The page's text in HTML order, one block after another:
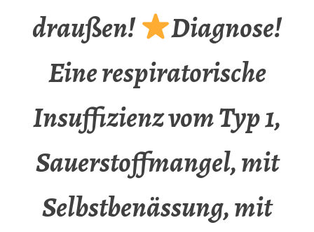
draußen!
Diagnose!
Eine respiratorische
Insuffizienz vom Typ 1,
Sauerstoffmangel, mit
Selbstbenässung, mit